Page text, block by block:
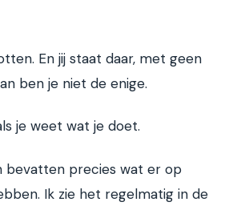
En jij staat daar, met geen
ben je niet de enige.
je weet wat je doet.
bevatten precies wat er op
Ik zie het regelmatig in de